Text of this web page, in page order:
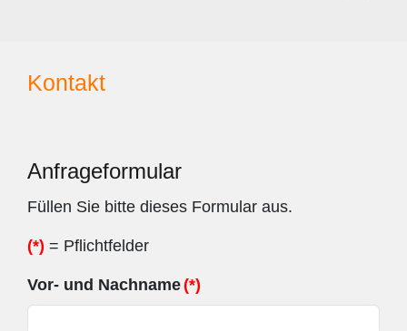
Kontakt
Anfrageformular
Füllen Sie bitte dieses Formular aus.
(*) = Pflichtfelder
Vor- und Nachname (*)